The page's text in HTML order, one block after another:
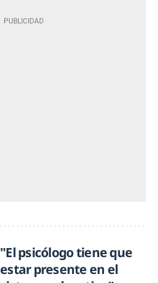
"El psicólogo tiene que
estar presente en el